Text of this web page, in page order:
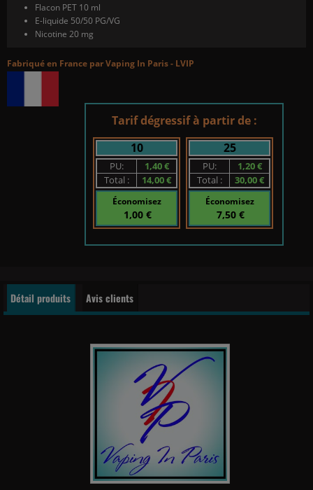
Flacon PET 10 ml
E-liquide 50/50 PG/VG
Nicotine 20 mg
Fabriqué en France par Vaping In Paris - LVIP
Tarif dégressif à partir de :
10
PU:
1,40 €
Total :
14,00 €
Économisez
1,00 €
25
PU:
1,20 €
Total :
30,00 €
Économisez
7,50 €
Détail produits Avis clients